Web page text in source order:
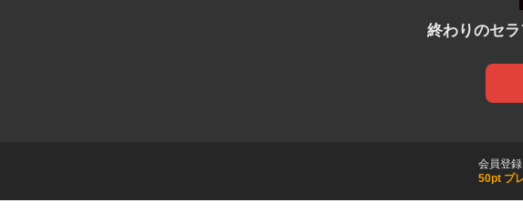
終わりのセ
会員登
50pt プ